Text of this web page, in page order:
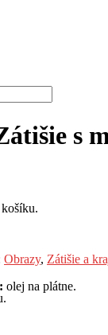
s
Obrazy, Zátišie a
olej na plátne.